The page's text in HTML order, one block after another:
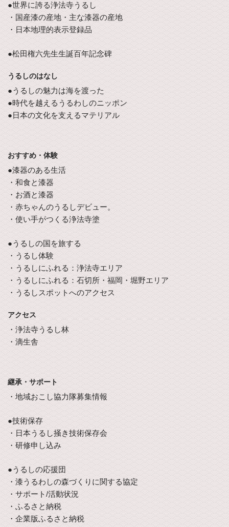
●世界に誇る浄法寺うるし
・国産漆の産地・主な漆器の産地
・日本地理的表示登録品
●松田権六先生生誕百年記念碑
うるしのはなし
●うるしの魅力は海を渡った
●時代を越えるうるわしのニッポン
●日本の文化を支えるマテリアル
おすすめ・体験
●漆器のある生活
・和食と漆器
・お酒と漆器
・赤ちゃんのうるしデビュー。
・使い手がつくる浄法寺塗
●うるしの国を旅する
・うるし体験
・うるしにふれる：浄法寺エリア
・うるしにふれる：石切所・福岡・堀野エリア
・うるしスポットへのアクセス
アクセス
・浄法寺うるし林
・滴生舎
継承・サポート
・地域おこし協力隊募集情報
●技術保存
・日本うるし掻き技術保存会
・研修申し込み
●うるしの応援団
・漆うるわしの森づくりに関する協定
・サポート/活動状況
・ふるさと納税
・企業版ふるさと納税